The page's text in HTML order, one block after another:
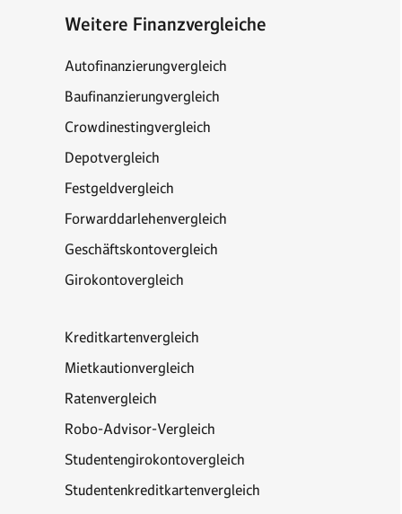
Weitere Finanzvergleiche
Autofinanzierungvergleich
Baufinanzierungvergleich
Crowdinestingvergleich
Depotvergleich
Festgeldvergleich
Forwarddarlehenvergleich
Geschäftskontovergleich
Girokontovergleich
Kreditkartenvergleich
Mietkautionvergleich
Ratenvergleich
Robo-Advisor-Vergleich
Studentengirokontovergleich
Studentenkreditkartenvergleich